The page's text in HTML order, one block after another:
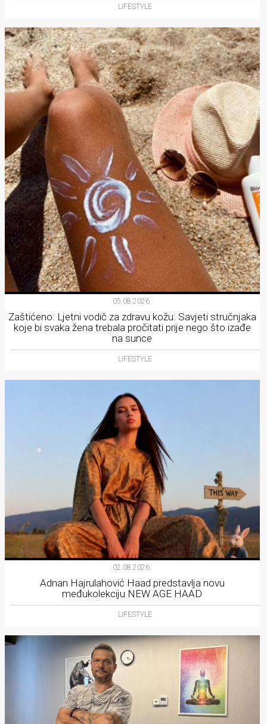
LIFESTYLE
05.08.2026.
Zaštićeno: Ljetni vodič za zdravu kožu: Savjeti stručnjaka
koje bi svaka žena trebala pročitati prije nego što izađe
na sunce
LIFESTYLE
02.08.2026.
Adnan Hajrulahović Haad predstavlja novu
međukolekciju NEW AGE HAAD
LIFESTYLE